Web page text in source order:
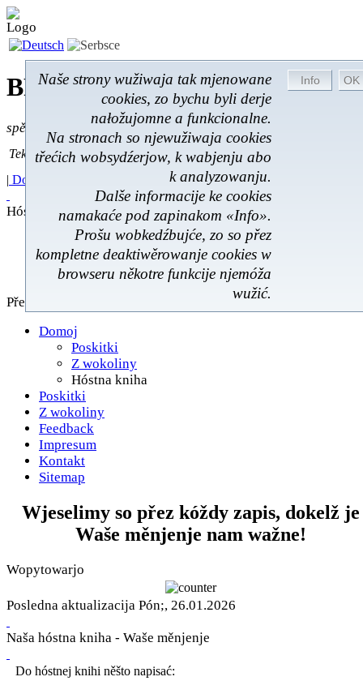
BROM-Service *Online
spěšnje * spušćomnje * małonałožnje
Naše strony wužiwaja tak mjenowane
cookies, zo bychu byli derje
nałožujomne a funkcionalne.
Na stronach so njewužiwaja cookies
třećich wobsydźerjow, k wabjenju abo
k analyzowanju.
Dalše informacije ke cookies
namakaće pod zapinakom «Info».
Prošu wobkedźbujće, zo so přez
kompletne deaktiwěrowanje cookies w
browseru někotre funkcije njemóža
wužić.
Tekst pytać:
Tekst pytać
| Domoj Z wokoliny|Feedback|
Hóstna kniha
Poskitki
Z wokoliny
Hóstna kniha
Přehlad
Domoj
Poskitki
Z wokoliny
Hóstna kniha
Poskitki
Z wokoliny
Feedback
Impresum
Kontakt
Sitemap
Wjeselimy so přez kóždy zapis, dokelž je
Waše měnjenje nam wažne!
Wopytowarjo
Posledna aktualizacija Pón;, 26.01.2026
Naša hóstna kniha - Waše měnjenje
Do hóstnej knihi něšto napisać: